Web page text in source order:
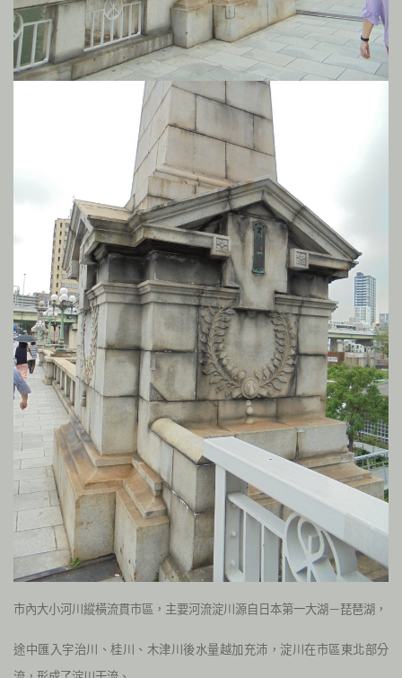
市內大小河川縱橫流貫市區，主要河流淀川源自日本第一大湖－琵琶湖，
途中匯入宇治川、桂川、木津川後水量越加充沛，淀川在市區東北部分